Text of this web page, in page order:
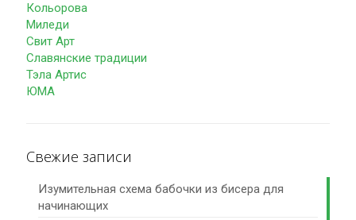
Кольорова
Миледи
Свит Арт
Славянские традиции
Тэла Артис
ЮМА
Свежие записи
Изумительная схема бабочки из бисера для
начинающих